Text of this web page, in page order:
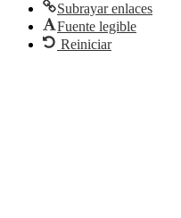
Subrayar enlaces
Fuente legible
Reiniciar